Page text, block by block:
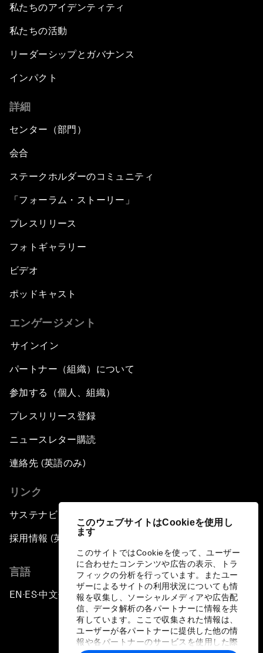
このウェブサイトはCookieを使用し
ます
このサイトではCookieを使って、ユーザー
に合わせたコンテンツや広告の表示、トラ
フィックの分析を行っています。またユー
ザーによるサイトの利用状況についても情
報を収集し、ソーシャルメディアや広告配
信、データ解析の各パートナーに情報を共
有しています。ここで収集された情報は、
ユーザーが各パートナーに提供した他の情
報や各パートナーのサービスを使用した際
私たちのアイデンティティ
私たちの活動
リーダーシップとガバナンス
インパクト
詳細
センター（部門）
会合
ステークホルダーのコミュニティ
「フォーラム・ストーリー」
プレスリリース
フォトギャラリー
ビデオ
ポッドキャスト
エンゲージメント
サインイン
パートナー（組織）について
参加する（個人、組織）
プレスリリース登録
ニュースレター購読
連絡先 (英語のみ)
リンク
サステナビリティへの取り組み
採用情報 (英語のみ)
言語
EN ▪ES▪中文▪ 日本語